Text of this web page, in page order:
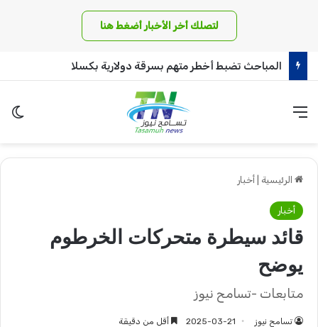
لتصلك أخر الأخبار أضغط هنا
كينيا تعترف : قرار السودان بحظر الشاي ألحق اضراراً!!
القائمة
الرئيسية أخبار
أخبار
قائد سيطرة متحركات الخرطوم
يوضح
متابعات -تسامح نيوز
تسامح نيوز 2025-03-21 أقل من دقيقة